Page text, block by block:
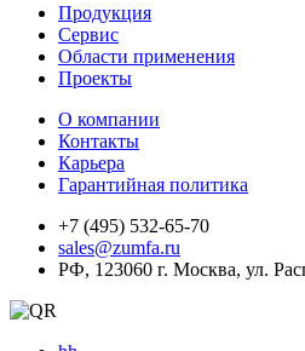
Продукция
Сервис
Области применения
Проекты
О компании
Контакты
Карьера
Гарантийная политика
+7 (495) 532-65-70
sales@zumfa.ru
РФ, 123060 г. Москва, ул.